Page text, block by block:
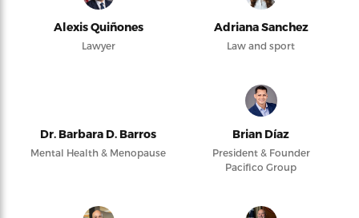
Alexis Quiñones
Lawyer
Adriana Sanchez
Law and sport
Dr. Barbara D. Barros
Mental Health & Menopause
Brian Díaz
President & Founder
Pacifico Group